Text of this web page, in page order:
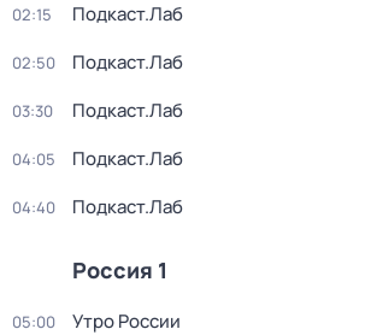
02:15 Подкаст.Лаб
02:50 Подкаст.Лаб
03:30 Подкаст.Лаб
04:05 Подкаст.Лаб
04:40 Подкаст.Лаб
Россия 1
05:00 Утро России